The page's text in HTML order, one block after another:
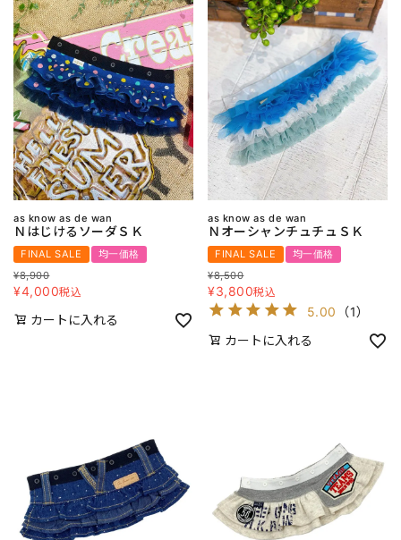
as know as de wan
ＮはじけるソーダＳＫ
FINAL SALE
均一価格
¥8,900
¥4,000税込
カートに入れる
as know as de wan
ＮオーシャンチュチュＳＫ
FINAL SALE
均一価格
¥8,500
¥3,800税込
5.00 （1）
カートに入れる